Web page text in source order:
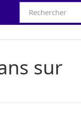
sur